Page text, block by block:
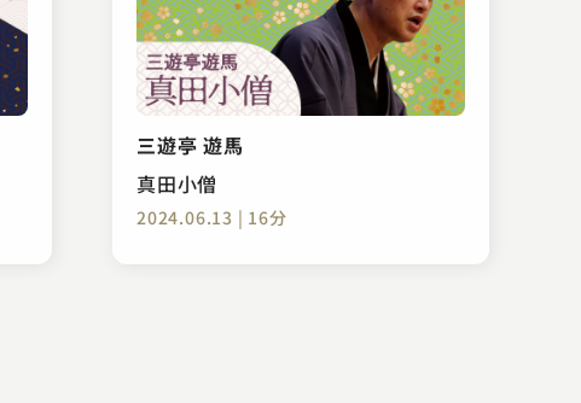
三遊亭 遊馬
真田小僧
2024.06.13 | 16分